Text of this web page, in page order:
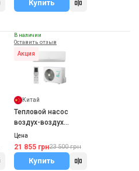
Купить
В наличии
Оставить отзыв
Акция
Китай
Тепловой насос
воздух-воздух
Fischer KALT 2
Цена
21 855 грн23 500 грн
Купить